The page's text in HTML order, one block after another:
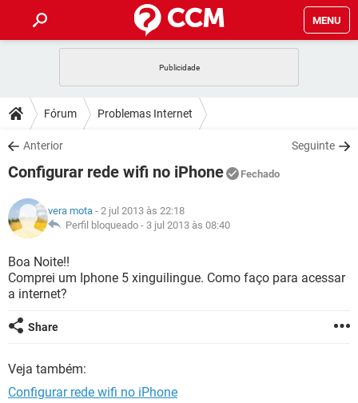
MENU
CELULAR FACEBOOK
OUTLOOK
INSTAGRAM GMAIL
GUIA DE COMPRAS
DICAS
JOGOS WHATSAPP
INSTAGRAM
GUIA DE COMPRAS
DOWNLOADS
JOGOS WHATSAPP
CELULAR
OUTLOOK EXCEL
INSTAGRAM
GUIA DE COMPRAS
FÓRUM
JOGOS
CELULAR
OUTLOOK
INSTAGRAM
GUIA DE COMPRAS
GLOSSÁRIO
JOGOS
CELULAR FACEBOOK
INSTAGRAM
GUIA DE COMPRAS
Fórum Problemas Internet
Anterior Seguinte
Configurar rede wifi no iPhone Fechado
vera mota - 2 jul 2013 às 22:18
Perfil bloqueado - 3 jul 2013 às 08:40
Boa Noite!!
Comprei um Iphone 5 xinguilingue. Como faço para acessar
a internet?
Share
Veja também:
Configurar rede wifi no iPhone